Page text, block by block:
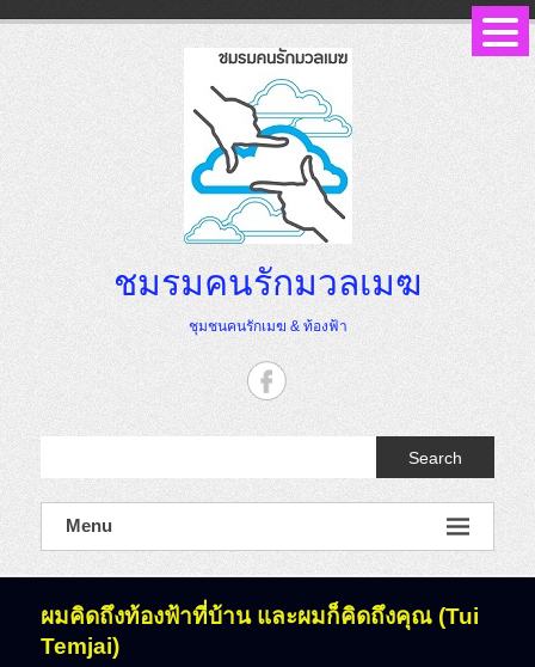
ชมรมคนรักมวลเมฆ
ชุมชนคนรักเมฆ & ท้องฟ้า
Search
Menu
ผมคิดถึงท้องฟ้าที่บ้าน และผมก็คิดถึงคุณ (Tui
Temjai)